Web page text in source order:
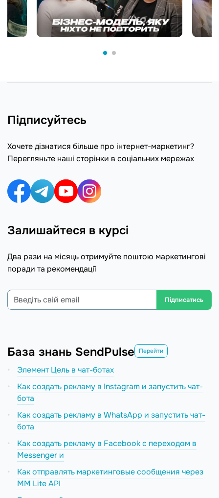
Підписуйтесь
Хочете дізнатися більше про інтернет-маркетинг?
Перегляньте наші сторінки в соціальних мережах
Залишайтеся в курсі
Два рази на місяць отримуйте поштою маркетингові
поради та рекомендації
Підписатись
База знань SendPulse Перейти
Элемент Цель в чат-ботах
Как создать рекламу в Instagram и запустить чат-
бота
Как создать рекламу в WhatsApp и запустить чат-
бота
Как создать рекламу в Facebook с переходом в
Messenger и
Как отправлять маркетинговые сообщения через
MM Lite API